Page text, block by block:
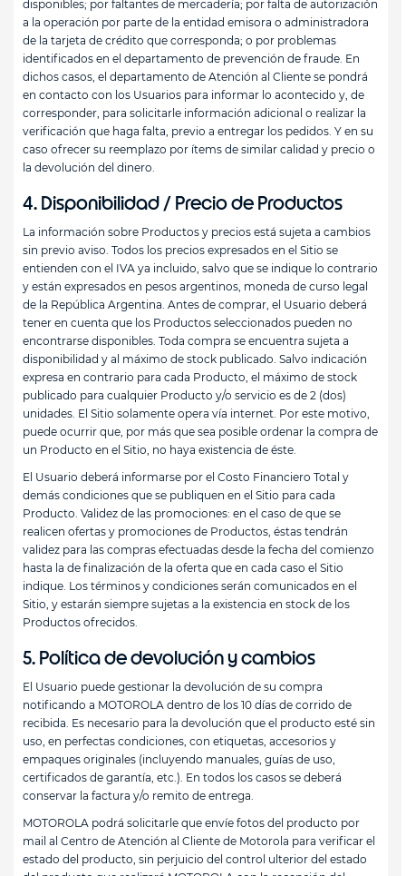
disponibles; por faltantes de mercadería; por falta de autorización
a la operación por parte de la entidad emisora o administradora
de la tarjeta de crédito que corresponda; o por problemas
identificados en el departamento de prevención de fraude. En
dichos casos, el departamento de Atención al Cliente se pondrá
en contacto con los Usuarios para informar lo acontecido y, de
corresponder, para solicitarle información adicional o realizar la
verificación que haga falta, previo a entregar los pedidos. Y en su
caso ofrecer su reemplazo por ítems de similar calidad y precio o
la devolución del dinero.
4. Disponibilidad / Precio de Productos
La información sobre Productos y precios está sujeta a cambios
sin previo aviso. Todos los precios expresados en el Sitio se
entienden con el IVA ya incluido, salvo que se indique lo contrario
y están expresados en pesos argentinos, moneda de curso legal
de la República Argentina. Antes de comprar, el Usuario deberá
tener en cuenta que los Productos seleccionados pueden no
encontrarse disponibles. Toda compra se encuentra sujeta a
disponibilidad y al máximo de stock publicado. Salvo indicación
expresa en contrario para cada Producto, el máximo de stock
publicado para cualquier Producto y/o servicio es de 2 (dos)
unidades. El Sitio solamente opera vía internet. Por este motivo,
puede ocurrir que, por más que sea posible ordenar la compra de
un Producto en el Sitio, no haya existencia de éste.
El Usuario deberá informarse por el Costo Financiero Total y
demás condiciones que se publiquen en el Sitio para cada
Producto. Validez de las promociones: en el caso de que se
realicen ofertas y promociones de Productos, éstas tendrán
validez para las compras efectuadas desde la fecha del comienzo
hasta la de finalización de la oferta que en cada caso el Sitio
indique. Los términos y condiciones serán comunicados en el
Sitio, y estarán siempre sujetas a la existencia en stock de los
Productos ofrecidos.
5. Política de devolución y cambios
El Usuario puede gestionar la devolución de su compra
notificando a MOTOROLA dentro de los 10 días de corrido de
recibida. Es necesario para la devolución que el producto esté sin
uso, en perfectas condiciones, con etiquetas, accesorios y
empaques originales (incluyendo manuales, guías de uso,
certificados de garantía, etc.). En todos los casos se deberá
conservar la factura y/o remito de entrega.
MOTOROLA podrá solicitarle que envíe fotos del producto por
mail al Centro de Atención al Cliente de Motorola para verificar el
estado del producto, sin perjuicio del control ulterior del estado